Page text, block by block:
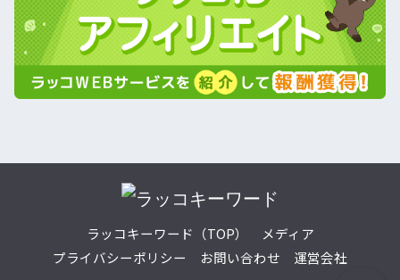
ラッコキーワード（TOP）
メディア
プライバシーポリシー
お問い合わせ 運営会社